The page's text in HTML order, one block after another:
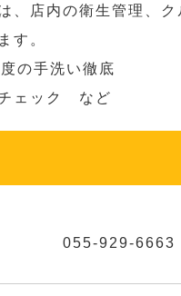
、店内の衛生管理、
す。
の手洗い徹底
チェック など
055-929-6663